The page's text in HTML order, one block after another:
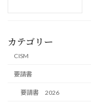
カテゴリー
CISM
要請書
要請書 2026